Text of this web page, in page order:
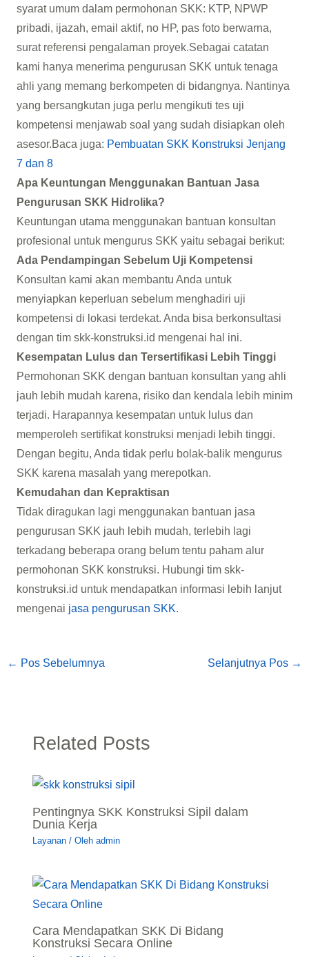
syarat umum dalam permohonan SKK: KTP, NPWP
pribadi, ijazah, email aktif, no HP, pas foto berwarna,
surat referensi pengalaman proyek.Sebagai catatan
kami hanya menerima pengurusan SKK untuk tenaga
ahli yang memang berkompeten di bidangnya. Nantinya
yang bersangkutan juga perlu mengikuti tes uji
kompetensi menjawab soal yang sudah disiapkan oleh
asesor.Baca juga: Pembuatan SKK Konstruksi Jenjang
7 dan 8
Apa Keuntungan Menggunakan Bantuan Jasa
Pengurusan SKK Hidrolika?
Keuntungan utama menggunakan bantuan konsultan
profesional untuk mengurus SKK yaitu sebagai berikut:
Ada Pendampingan Sebelum Uji Kompetensi
Konsultan kami akan membantu Anda untuk
menyiapkan keperluan sebelum menghadiri uji
kompetensi di lokasi terdekat. Anda bisa berkonsultasi
dengan tim skk-konstruksi.id mengenai hal ini.
Kesempatan Lulus dan Tersertifikasi Lebih Tinggi
Permohonan SKK dengan bantuan konsultan yang ahli
jauh lebih mudah karena, risiko dan kendala lebih minim
terjadi. Harapannya kesempatan untuk lulus dan
memperoleh sertifikat konstruksi menjadi lebih tinggi.
Dengan begitu, Anda tidak perlu bolak-balik mengurus
SKK karena masalah yang merepotkan.
Kemudahan dan Kepraktisan
Tidak diragukan lagi menggunakan bantuan jasa
pengurusan SKK jauh lebih mudah, terlebih lagi
terkadang beberapa orang belum tentu paham alur
permohonan SKK konstruksi. Hubungi tim skk-
konstruksi.id untuk mendapatkan informasi lebih lanjut
mengenai jasa pengurusan SKK.
← Pos Sebelumnya Selanjutnya Pos →
Related Posts
Pentingnya SKK Konstruksi Sipil dalam
Dunia Kerja
Layanan / Olehadmin
Cara Mendapatkan SKK Di Bidang
Konstruksi Secara Online